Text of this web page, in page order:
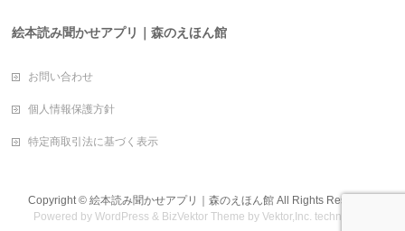
絵本読み聞かせアプリ｜森のえほん館
お問い合わせ
個人情報保護方針
特定商取引法に基づく表示
Copyright © 絵本読み聞かせアプリ｜森のえほん館All Rights Reserved.
Powered byWordPress & BizVektor Theme byVektor,Inc. technology.